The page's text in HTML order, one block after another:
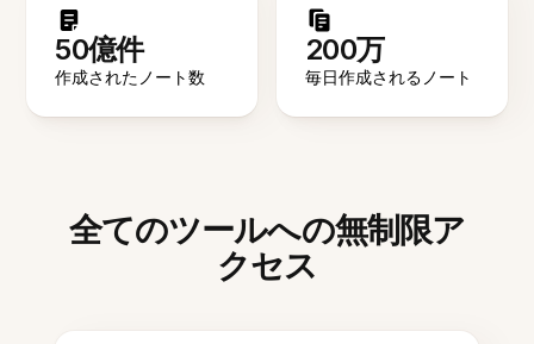
50億件
作成されたノート数
200万
毎日作成されるノート
全てのツールへの無制限ア
クセス